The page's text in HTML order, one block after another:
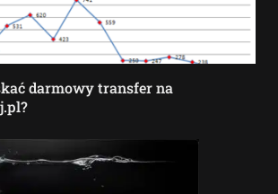
darmowy transfer na